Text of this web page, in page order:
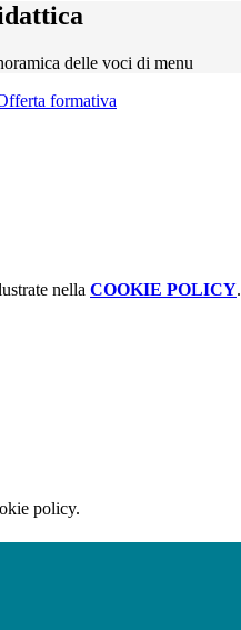
delle voci di menu
nella COOKIE POLICY.
policy.